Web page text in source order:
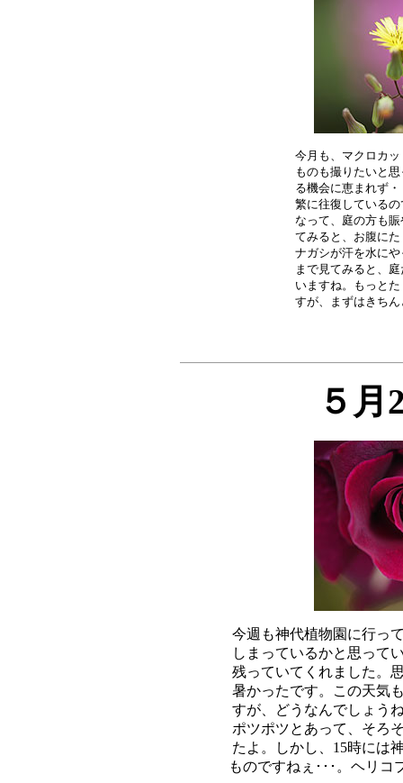
今月も、マクロカ
ものも撮りたいと
る機会に恵まれず
繁に往復している
なって、庭の方も
てみると、お腹に
ナガシが汗を水に
まで見てみると、
いますね。もっと
５月
今週も神代植物園に行っ
しまっているかと思って
残っていてくれました。
暑かったです。この天気
すが、どうなんでしょう
ポツポツとあって、そろ
たよ。しかし、15時には